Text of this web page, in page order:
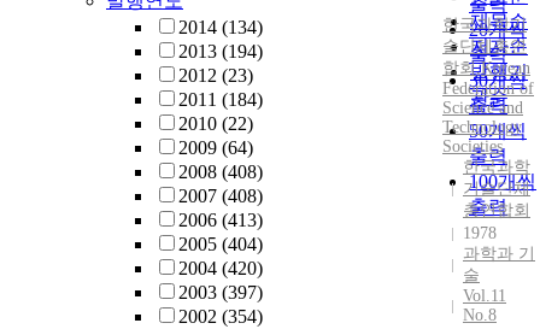
2014 (134)
2013 (194)
2012 (23)
2011 (184)
2010 (22)
2009 (64)
2008 (408)
2007 (408)
2006 (413)
2005 (404)
2004 (420)
2003 (397)
2002 (354)
제목순
저자순
발행기
관순
출력
20개씩
출력
30개씩
출력
50개씩
출력
100개씩
출력
한국과학기
술단체총연
합회,Korean
Federation of
Science and
Technology
Societies
한국과학
기술단체
총연합회
1978
과학과 기
술
Vol.11
No.8